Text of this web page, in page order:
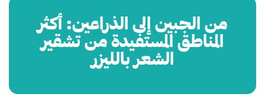
من الجبين إلى الذراعين: أكثر
المناطق المستفيدة من تشقير
الشعر بالليزر